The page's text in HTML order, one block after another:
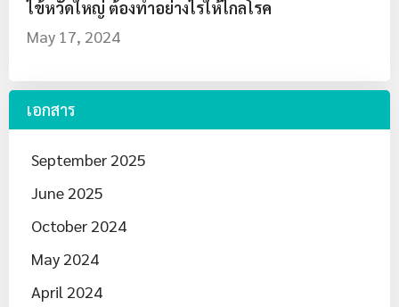
ไข้หวัดใหญ่ ต้องทำอย่างไรให้ไกลโรค
May 17, 2024
เอกสาร
September 2025
June 2025
October 2024
May 2024
April 2024